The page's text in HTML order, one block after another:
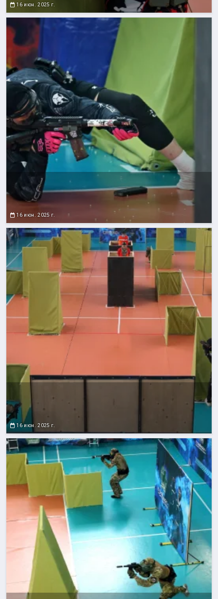
16 июн. 2025 г.
16 июн. 2025 г.
16 июн. 2025 г.